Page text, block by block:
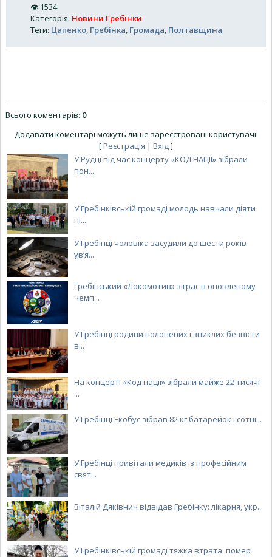
👁 1534
Категорія: Новини Гребінки
Теги: Цапенко Гребінка Громада Полтавщина
Всього коментарів: 0
Додавати коментарі можуть лише зареєстровані користувачі.
[Реєстрація | Вхід ]
У Рудці під час концерту «КОД НАЦІЇ» зібрали
пон...
У Гребінківській громаді молодь навчали діяти
пі...
У Гребінці чоловіка засудили до шести років
ув’я...
Гребінський «Локомотив» зіграє в оновленому
чемп...
У Гребінці родини полонених і зниклих безвісти
в...
На концерті «Код нації» зібрали майже 22 тисячі
...
У Гребінці Екобус зібрав 82 кг батарейок і сотні...
У Гребінці привітали медиків із професійним
свят...
Віталій Дяківнич відвідав Гребінку: лікарня, укр...
У Гребінківській громаді тяжка втрата: помер